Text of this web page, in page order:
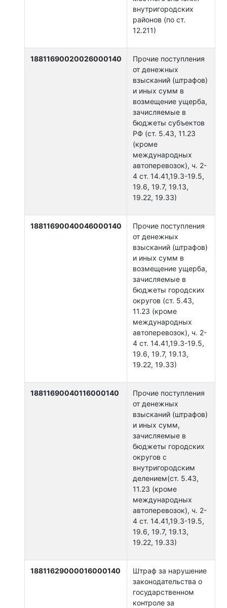
внутригородских
районов (по ст.
12.211)
18811690020026000140
Прочие поступления
от денежных
взысканий (штрафов)
и иных сумм в
возмещение ущерба,
зачисляемые в
бюджеты субъектов
РФ (ст. 5.43, 11.23
(кроме
международных
автоперевозок), ч. 2-
4 ст. 14.41,19.3-19.5,
19.6, 19.7, 19.13,
19.22, 19.33)
18811690040046000140
Прочие поступления
от денежных
взысканий (штрафов)
и иных сумм в
возмещение ущерба,
зачисляемые в
бюджеты городских
округов (ст. 5.43,
11.23 (кроме
международных
автоперевозок), ч. 2-
4 ст. 14.41,19.3-19.5,
19.6, 19.7, 19.13,
19.22, 19.33)
18811690040116000140
Прочие поступления
от денежных
взысканий (штрафов)
и иных сумм,
зачисляемые в
бюджеты городских
округов с
внутригородским
делением(ст. 5.43,
11.23 (кроме
международных
автоперевозок), ч. 2-
4 ст. 14.41,19.3-19.5,
19.6, 19.7, 19.13,
19.22, 19.33)
18811629000016000140
Штраф за нарушение
законодательства о
государственном
контроле за